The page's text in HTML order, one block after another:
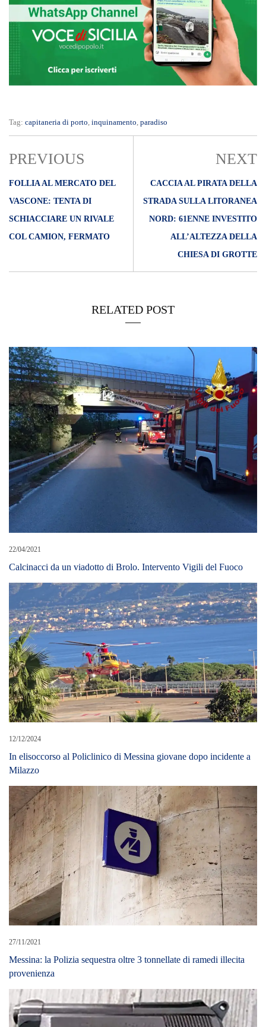
Tag: capitaneria di porto inquinamento paradiso
PREVIOUS
FOLLIA AL MERCATO DEL
VASCONE: TENTA DI
SCHIACCIARE UN RIVALE
COL CAMION, FERMATO
NEXT
CACCIA AL PIRATA DELLA
STRADA SULLA LITORANEA
NORD: 61ENNE INVESTITO
ALL’ALTEZZA DELLA
CHIESA DI GROTTE
RELATED POST
22/04/2021
Calcinacci da un viadotto di Brolo. Intervento Vigili del Fuoco
12/12/2024
In elisoccorso al Policlinico di Messina giovane dopo incidente a
Milazzo
27/11/2021
Messina: la Polizia sequestra oltre 3 tonnellate di ramedi illecita
provenienza